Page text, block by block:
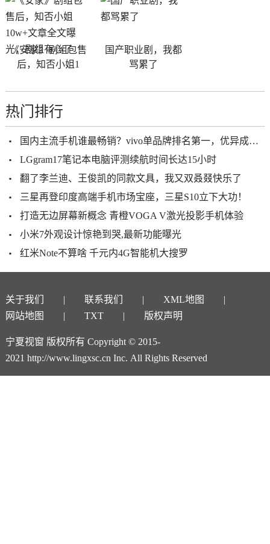
《安家》剧组包售
后，知否小姐1
国产职业剧，我都
骂累了
热门排行
国内主流手机谁最畅销？vivo单品牌排名第一，优异成绩不是偶然
LGgram17笔记本电脑评测续航时间长达15小时
翻了李兰迪、王俊凯的同款文具，我又双叒叕快乐了
三星再登印度高端手机市场宝座，三星S10立下大功！
打造无边屏幕新概念 青橙VOGA V激光投影手机体验
小米7外观设计惊艳到哭,最新功能曝光
红米Note不算啥 千元内4G智能机大搜罗
关于我们 联系我们
XML地图
网站地图
TXT 版权声明
宁夏视窗 版权所有 Copyright © 2015-
2021 http://www.lingxsc.cn Inc. All Rights Reserved